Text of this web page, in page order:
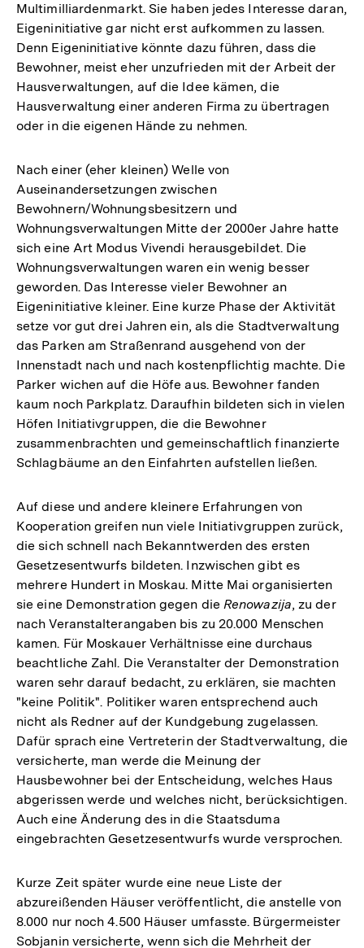
Multimilliardenmarkt. Sie haben jedes Interesse daran,
Eigeninitiative gar nicht erst aufkommen zu lassen.
Denn Eigeninitiative könnte dazu führen, dass die
Bewohner, meist eher unzufrieden mit der Arbeit der
Hausverwaltungen, auf die Idee kämen, die
Hausverwaltung einer anderen Firma zu übertragen
oder in die eigenen Hände zu nehmen.
Nach einer (eher kleinen) Welle von
Auseinandersetzungen zwischen
Bewohnern/Wohnungsbesitzern und
Wohnungsverwaltungen Mitte der 2000er Jahre hatte
sich eine Art Modus Vivendi herausgebildet. Die
Wohnungsverwaltungen waren ein wenig besser
geworden. Das Interesse vieler Bewohner an
Eigeninitiative kleiner. Eine kurze Phase der Aktivität
setze vor gut drei Jahren ein, als die Stadtverwaltung
das Parken am Straßenrand ausgehend von der
Innenstadt nach und nach kostenpflichtig machte. Die
Parker wichen auf die Höfe aus. Bewohner fanden
kaum noch Parkplatz. Daraufhin bildeten sich in vielen
Höfen Initiativgruppen, die die Bewohner
zusammenbrachten und gemeinschaftlich finanzierte
Schlagbäume an den Einfahrten aufstellen ließen.
Auf diese und andere kleinere Erfahrungen von
Kooperation greifen nun viele Initiativgruppen zurück,
die sich schnell nach Bekanntwerden des ersten
Gesetzesentwurfs bildeten. Inzwischen gibt es
mehrere Hundert in Moskau. Mitte Mai organisierten
sie eine Demonstration gegen die Renowazija, zu der
nach Veranstalterangaben bis zu 20.000 Menschen
kamen. Für Moskauer Verhältnisse eine durchaus
beachtliche Zahl. Die Veranstalter der Demonstration
waren sehr darauf bedacht, zu erklären, sie machten
"keine Politik". Politiker waren entsprechend auch
nicht als Redner auf der Kundgebung zugelassen.
Dafür sprach eine Vertreterin der Stadtverwaltung, die
versicherte, man werde die Meinung der
Hausbewohner bei der Entscheidung, welches Haus
abgerissen werde und welches nicht, berücksichtigen.
Auch eine Änderung des in die Staatsduma
eingebrachten Gesetzesentwurfs wurde versprochen.
Kurze Zeit später wurde eine neue Liste der
abzureißenden Häuser veröffentlicht, die anstelle von
8.000 nur noch 4.500 Häuser umfasste. Bürgermeister
Sobjanin versicherte, wenn sich die Mehrheit der